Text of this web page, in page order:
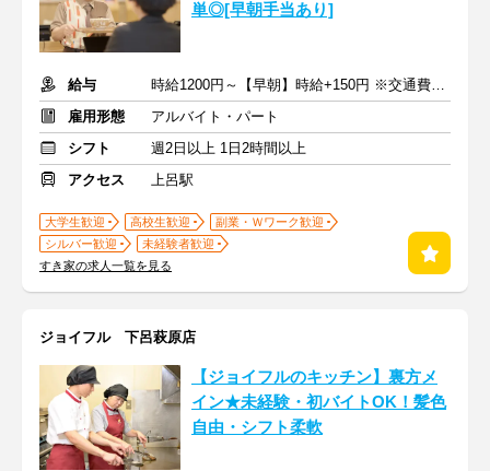
単◎[早朝手当あり]
給与
時給1200円～【早朝】時給+150円 ※交通費支給
雇用形態
アルバイト・パート
シフト
週2日以上 1日2時間以上
アクセス
上呂駅
大学生歓迎 高校生歓迎
副業・Ｗワーク歓迎
シルバー歓迎
未経験者歓迎
すき家の求人一覧を見る
ジョイフル 下呂萩原店
【ジョイフルのキッチン】裏方メ
イン★未経験・初バイトOK！髪色
自由・シフト柔軟